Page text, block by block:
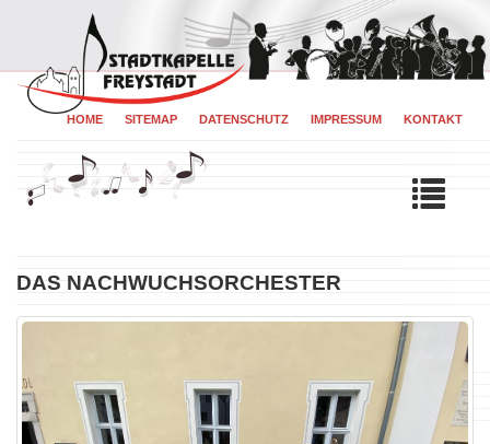
HOME SITEMAP DATENSCHUTZ IMPRESSUM KONTAKT
DAS NACHWUCHSORCHESTER